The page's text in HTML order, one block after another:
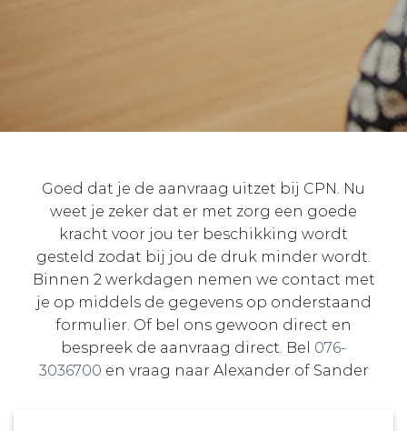
Goed dat je de aanvraag uitzet bij CPN. Nu
weet je zeker dat er met zorg een goede
kracht voor jou ter beschikking wordt
gesteld zodat bij jou de druk minder wordt.
Binnen 2 werkdagen nemen we contact met
je op middels de gegevens op onderstaand
formulier. Of bel ons gewoon direct en
bespreek de aanvraag direct. Bel 076-
3036700 en vraag naar Alexander of Sander